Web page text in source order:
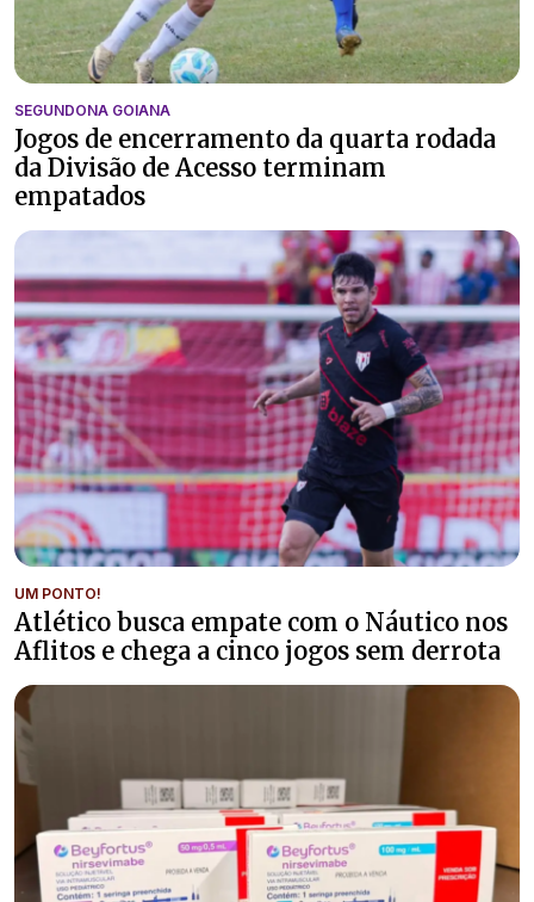
SEGUNDONA GOIANA
Jogos de encerramento da quarta rodada
da Divisão de Acesso terminam
empatados
UM PONTO!
Atlético busca empate com o Náutico nos
Aflitos e chega a cinco jogos sem derrota